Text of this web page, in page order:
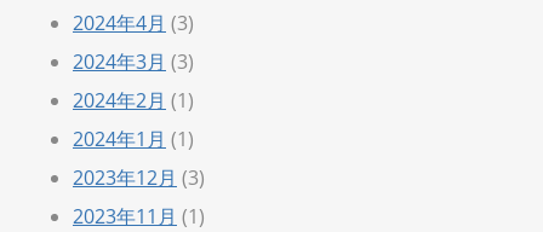
2024年4月 (3)
2024年3月 (3)
2024年2月 (1)
2024年1月 (1)
2023年12月 (3)
2023年11月 (1)